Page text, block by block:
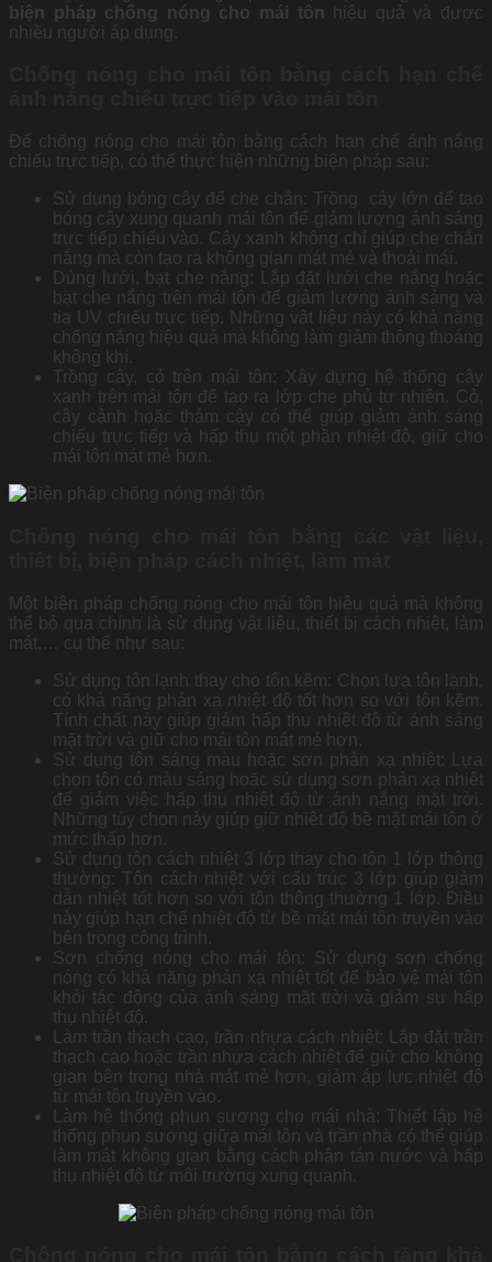
biện pháp chống nóng cho mái tôn hiệu quả và được
nhiều người áp dụng.
Để chống nóng cho mái tôn bằng cách hạn chế ánh nắng
chiếu trực tiếp, có thể thực hiện những biện pháp sau:
Sử dụng bóng cây để che chắn: Trồng cây lớn để tạo
bóng cây xung quanh mái tôn để giảm lượng ánh sáng
trực tiếp chiếu vào. Cây xanh không chỉ giúp che chắn
nắng mà còn tạo ra không gian mát mẻ và thoải mái.
Dùng lưới, bạt che nắng: Lắp đặt lưới che nắng hoặc
bạt che nắng trên mái tôn để giảm lượng ánh sáng và
tia UV chiếu trực tiếp. Những vật liệu này có khả năng
chống nắng hiệu quả mà không làm giảm thông thoáng
không khí.
Trồng cây, cỏ trên mái tôn: Xây dựng hệ thống cây
xanh trên mái tôn để tạo ra lớp che phủ tự nhiên. Cỏ,
cây cảnh hoặc thảm cây có thể giúp giảm ánh sáng
chiếu trực tiếp và hấp thụ một phần nhiệt độ, giữ cho
mái tôn mát mẻ hơn.
Một biện pháp chống nóng cho mái tôn hiệu quả mà không
thể bỏ qua chính là sử dụng vật liệu, thiết bị cách nhiệt, làm
mát,… cụ thể như sau:
Sử dụng tôn lạnh thay cho tôn kẽm: Chọn lựa tôn lạnh,
có khả năng phản xạ nhiệt độ tốt hơn so với tôn kẽm.
Tính chất này giúp giảm hấp thụ nhiệt độ từ ánh sáng
mặt trời và giữ cho mái tôn mát mẻ hơn.
Sử dụng tôn sáng màu hoặc sơn phản xạ nhiệt: Lựa
chọn tôn có màu sáng hoặc sử dụng sơn phản xạ nhiệt
để giảm việc hấp thụ nhiệt độ từ ánh nắng mặt trời.
Những tùy chọn này giúp giữ nhiệt độ bề mặt mái tôn ở
mức thấp hơn.
Sử dụng tôn cách nhiệt 3 lớp thay cho tôn 1 lớp thông
thường: Tôn cách nhiệt với cấu trúc 3 lớp giúp giảm
dẫn nhiệt tốt hơn so với tôn thông thường 1 lớp. Điều
này giúp hạn chế nhiệt độ từ bề mặt mái tôn truyền vào
bên trong công trình.
Sơn chống nóng cho mái tôn: Sử dụng sơn chống
nóng có khả năng phản xạ nhiệt tốt để bảo vệ mái tôn
khỏi tác động của ánh sáng mặt trời và giảm sự hấp
thụ nhiệt độ.
Làm trần thạch cao, trần nhựa cách nhiệt: Lắp đặt trần
thạch cao hoặc trần nhựa cách nhiệt để giữ cho không
gian bên trong nhà mát mẻ hơn, giảm áp lực nhiệt độ
từ mái tôn truyền vào.
Làm hệ thống phun sương cho mái nhà: Thiết lập hệ
thống phun sương giữa mái tôn và trần nhà có thể giúp
làm mát không gian bằng cách phân tán nước và hấp
thụ nhiệt độ từ môi trường xung quanh.